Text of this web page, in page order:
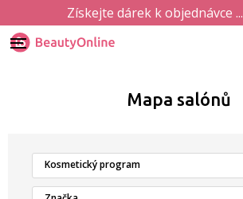
Získejte dárek k objednávce ...
Mapa salónů
Kosmetický program